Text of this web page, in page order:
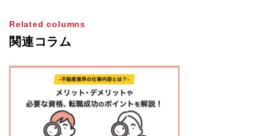
Related columns
関連コラム